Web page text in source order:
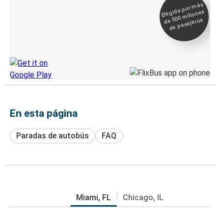
Elegida por
más
de 500
millones
de pasajeros
En esta página
Paradas de autobús FAQ
Miami, FL Chicago, IL